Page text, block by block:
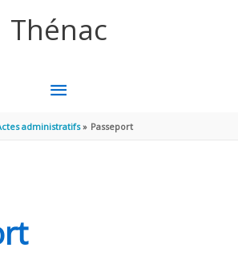
Thénac
MENU
PRINCIPAL
administratifs Passeport